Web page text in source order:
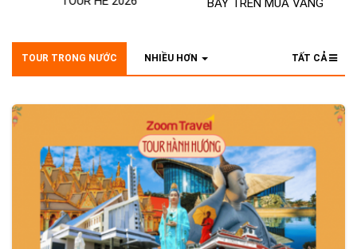
BAY TRÊN MÙA VÀNG TOUR HÀNH HƯƠNG 2026
TOUR TRONG NƯỚC NHIỀU HƠN TẤT CẢ